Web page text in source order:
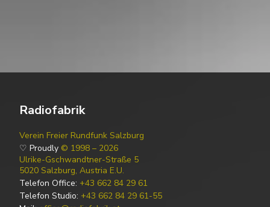
Radiofabrik
Verein Freier Rundfunk Salzburg
♡ Proudly © 1998 – 2026
Ulrike-Gschwandtner-Straße 5
5020 Salzburg, Austria E.U.
Telefon Office: +43 662 84 29 61
Telefon Studio: +43 662 84 29 61-55